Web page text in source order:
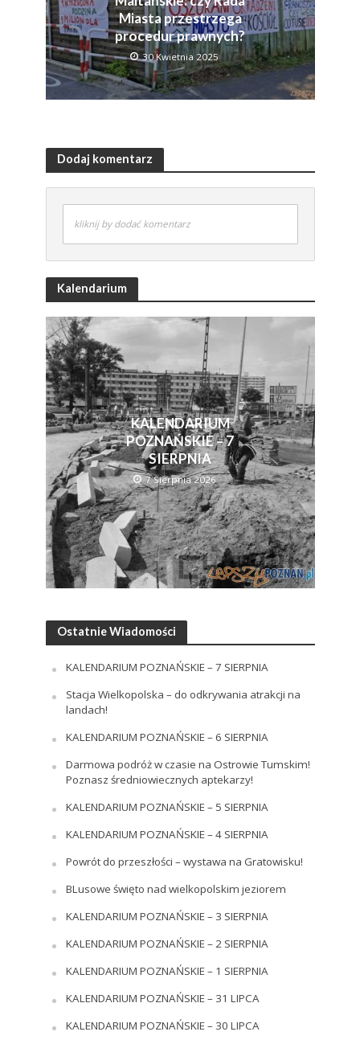
Miasta przestrzega
procedur prawnych?
30 Kwietnia 2025
Dodaj komentarz
kliknij by dodać komentarz
Kalendarium
KALENDARIUM
POZNAŃSKIE – 7
SIERPNIA
7 Sierpnia 2026
Ostatnie Wiadomości
KALENDARIUM POZNAŃSKIE – 7 SIERPNIA
Stacja Wielkopolska – do odkrywania atrakcji na
landach!
KALENDARIUM POZNAŃSKIE – 6 SIERPNIA
Darmowa podróż w czasie na Ostrowie Tumskim!
Poznasz średniowiecznych aptekarzy!
KALENDARIUM POZNAŃSKIE – 5 SIERPNIA
KALENDARIUM POZNAŃSKIE – 4 SIERPNIA
Powrót do przeszłości – wystawa na Gratowisku!
BLusowe święto nad wielkopolskim jeziorem
KALENDARIUM POZNAŃSKIE – 3 SIERPNIA
KALENDARIUM POZNAŃSKIE – 2 SIERPNIA
KALENDARIUM POZNAŃSKIE – 1 SIERPNIA
KALENDARIUM POZNAŃSKIE – 31 LIPCA
KALENDARIUM POZNAŃSKIE – 30 LIPCA